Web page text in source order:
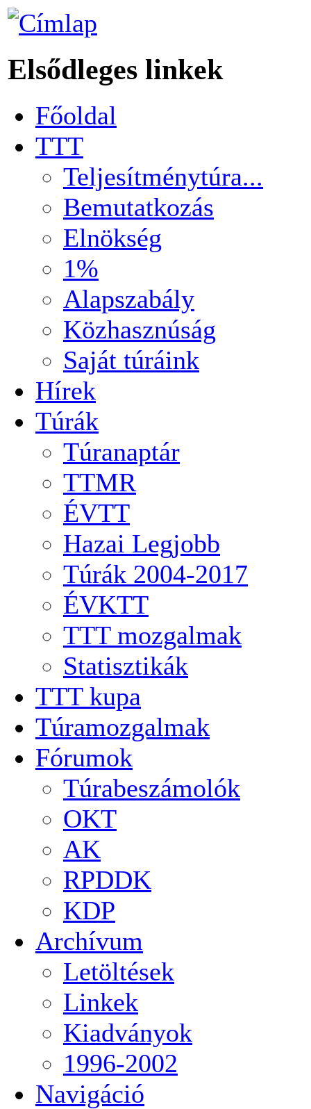
Elsődleges linkek
Főoldal
TTT
Teljesítménytúra...
Bemutatkozás
Elnökség
1%
Alapszabály
Közhasznúság
Saját túráink
Hírek
Túrák
Túranaptár
TTMR
ÉVTT
Hazai Legjobb
Túrák 2004-2017
ÉVKTT
TTT mozgalmak
Statisztikák
TTT kupa
Túramozgalmak
Fórumok
Túrabeszámolók
OKT
AK
RPDDK
KDP
Archívum
Letöltések
Linkek
Kiadványok
1996-2002
Navigáció